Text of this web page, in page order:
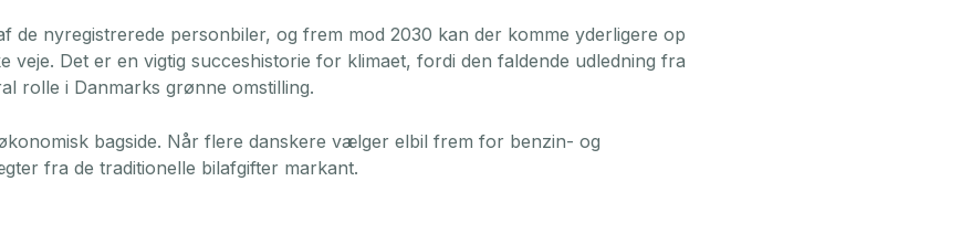
de nyregistrerede personbiler, og frem mod 2030 kan der komme yderligere op
veje. Det er en vigtig succeshistorie for klimaet, fordi den faldende udledning fra
rolle i Danmarks grønne omstilling.
bagside. Når flere danskere vælger elbil frem for benzin- og
fra de traditionelle bilafgifter markant.